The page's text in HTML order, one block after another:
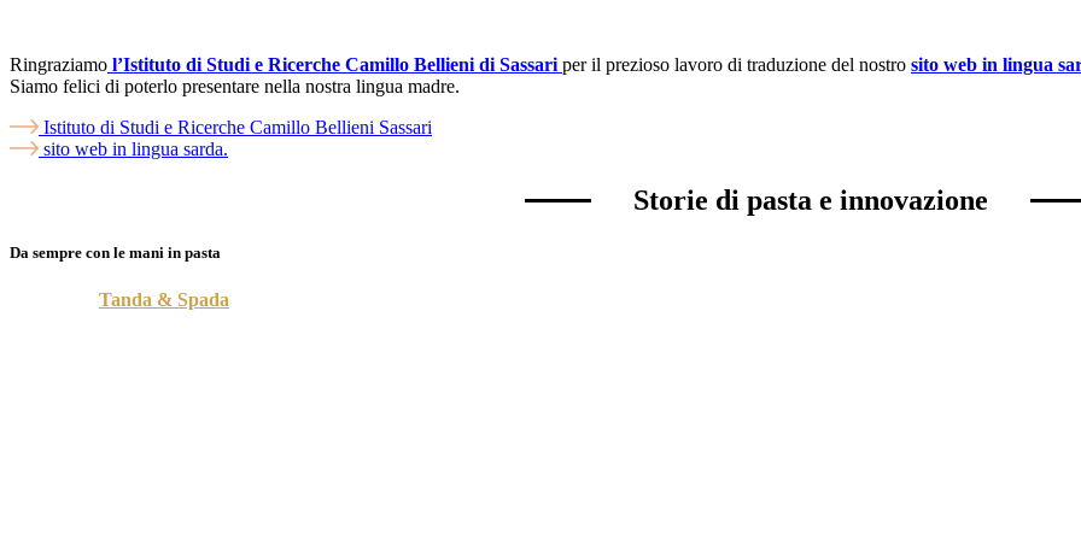
Ringraziamo l’Istituto di Studi e Ricerche Camillo Bellieni di Sassari per il prezioso lavoro di traduzione del nostro sito web in lingua
Siamo felici di poterlo presentare nella nostra lingua madre.
Istituto di Studi e Ricerche Camillo Bellieni Sassari
sito web in lingua sarda.
Storie di pasta e innovazione
Da sempre con le mani in pasta
Tanda & Spada